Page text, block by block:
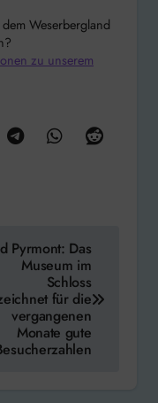
Weserbergland
zu unserem
Pyrmont: Das
Museum im
Schloss
für die
vergangenen
Monate gute